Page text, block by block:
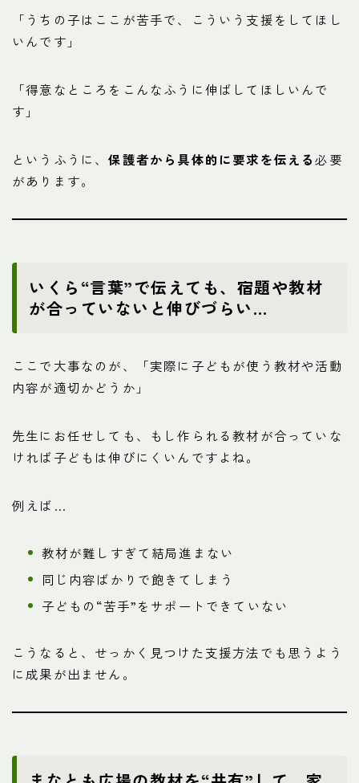
「うちの子はここが苦手で、こういう支援をしてほし
いんです」
「得意なところをこんなふうに伸ばしてほしいんで
す」
というふうに、保護者から具体的に要求を伝える必要
があります。
いくら“言葉”で伝えても、宿題や教材
が合っていないと伸びづらい…
ここで大事なのが、「実際に子どもが使う教材や活動
内容が適切かどうか」
先生にお任せしても、もし作られる教材が合っていな
ければ子どもは伸びにくいんですよね。
例えば…
教材が難しすぎて結局進まない
同じ内容ばかりで飽きてしまう
子どもの“苦手”をサポートできていない
こうなると、せっかく見つけた支援方法でも思うよう
に成果が出ません。